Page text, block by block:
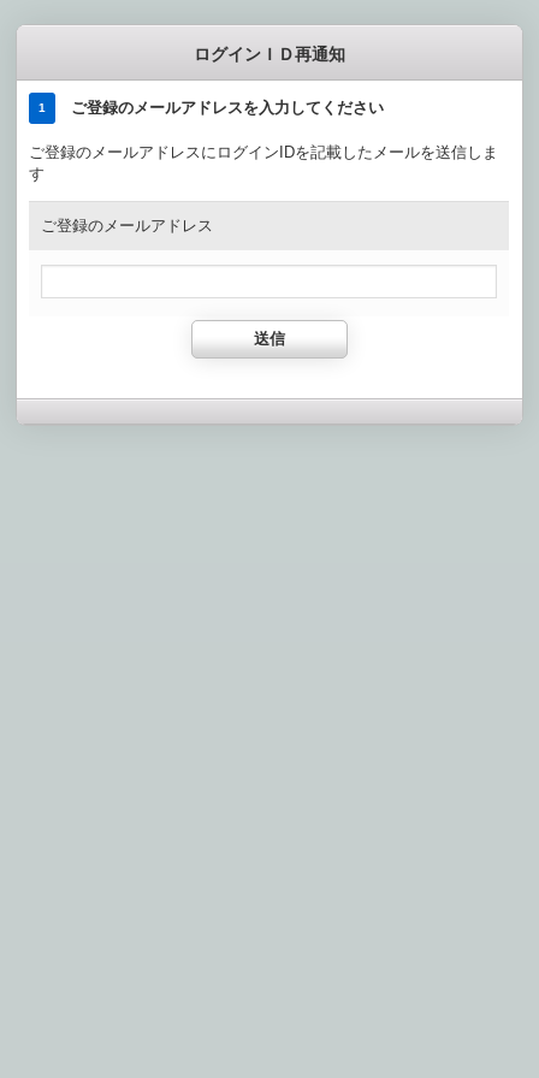
ログインＩＤ再通知
1 ご登録のメールアドレスを入力してください
ご登録のメールアドレスにログインIDを記載したメールを送信しま
す
ご登録のメールアドレス